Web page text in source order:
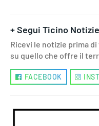
+ Segui Ticino Notizie
Ricevi le notizie prima
su quello che offre il
FACEBOOK